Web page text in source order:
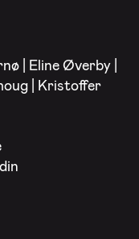
| Eline Øverby |
| Kristoffer